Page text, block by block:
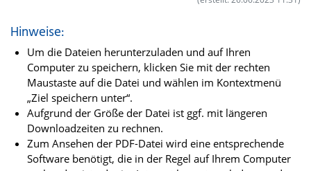
Hinweise:
Um die Dateien herunterzuladen und auf Ihren
Computer zu speichern, klicken Sie mit der rechten
Maustaste auf die Datei und wählen im Kontextmenü
„Ziel speichern unter“.
Aufgrund der Größe der Datei ist ggf. mit längeren
Downloadzeiten zu rechnen.
Zum Ansehen der PDF-Datei wird eine entsprechende
Software benötigt, die in der Regel auf Ihrem Computer